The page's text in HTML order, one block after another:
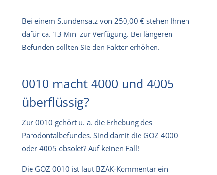
Bei einem Stundensatz von 250,00 € stehen Ihnen
dafür ca. 13 Min. zur Verfügung. Bei längeren
Befunden sollten Sie den Faktor erhöhen.
0010 macht 4000 und 4005
überflüssig?
Zur 0010 gehört u. a. die Erhebung des
Parodontalbefundes. Sind damit die GOZ 4000
oder 4005 obsolet? Auf keinen Fall!
Die GOZ 0010 ist laut BZÄK-Kommentar ein